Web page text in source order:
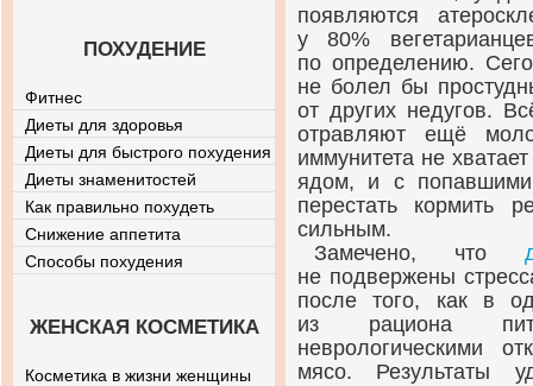
появляются
у 80%
по определению.
не болел бы
от других недугов.
отравляют ещё
иммунитета не
ядом, и с попавшими
перестать кормить
сильным.
Замечено, что
не подвержены
после того, как в
из рациона
неврологическими
мясо. Результаты
ПОХУДЕНИЕ
Фитнес
Диеты для здоровья
Диеты для быстрого похудения
Диеты знаменитостей
Как правильно похудеть
Снижение аппетита
Способы похудения
ЖЕНСКАЯ КОСМЕТИКА
Косметика в жизни женщины